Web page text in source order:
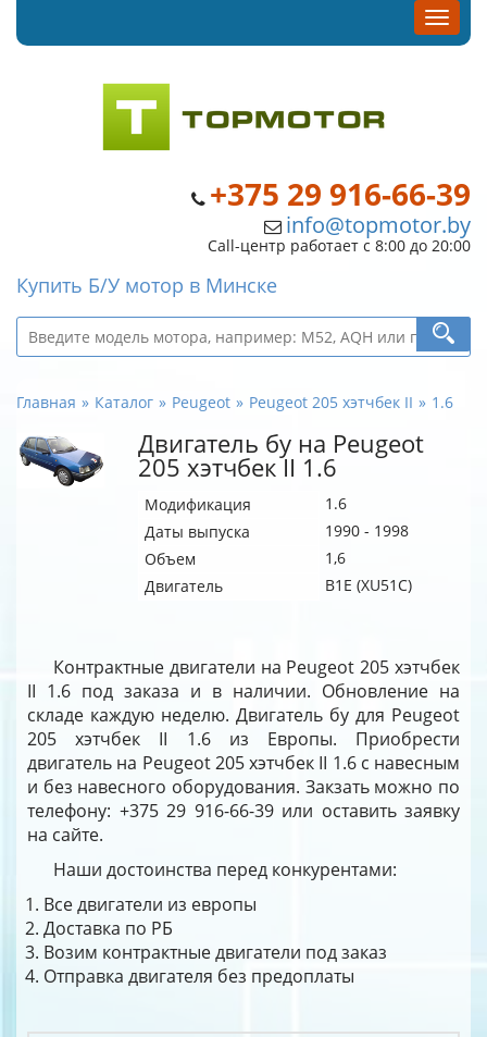
+375 29 916-66-39
info@topmotor.by
Call-центр работает с 8:00 до 20:00
Купить Б/У мотор в Минске
Главная Каталог Peugeot Peugeot 205 хэтчбек II 1.6
Двигатель бу на Peugeot
205 хэтчбек II 1.6
Модификация
1.6
Даты выпуска
1990 - 1998
Объем
1,6
Двигатель
B1E (XU51C)
Контрактные двигатели на Peugeot 205 хэтчбек
II 1.6 под заказа и в наличии. Обновление на
складе каждую неделю. Двигатель бу для Peugeot
205 хэтчбек II 1.6 из Европы. Приобрести
двигатель на Peugeot 205 хэтчбек II 1.6 с навесным
и без навесного оборудования. Закзать можно по
телефону: +375 29 916-66-39 или оставить заявку
на сайте.
Наши достоинства перед конкурентами:
Все двигатели из европы
Доставка по РБ
Возим контрактные двигатели под заказ
Отправка двигателя без предоплаты